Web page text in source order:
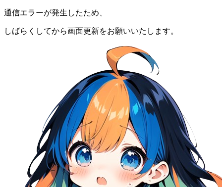
通信エラーが発生したため、
しばらくしてから画面更新をお願いいたします。